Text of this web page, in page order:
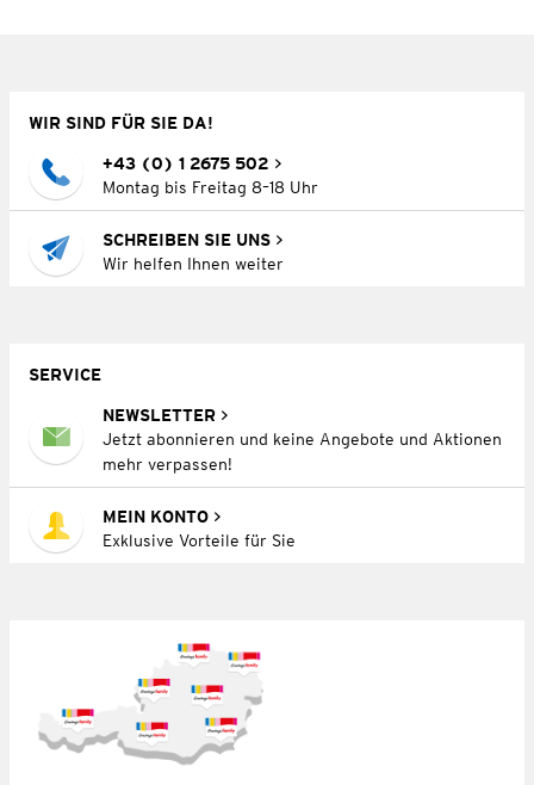
WIR SIND FÜR SIE DA!
+43 (0) 1 2675 502
Montag bis Freitag 8–18 Uhr
SCHREIBEN SIE UNS
Wir helfen Ihnen weiter
SERVICE
NEWSLETTER
Jetzt abonnieren und keine Angebote und Aktionen
mehr verpassen!
MEIN KONTO
Exklusive Vorteile für Sie